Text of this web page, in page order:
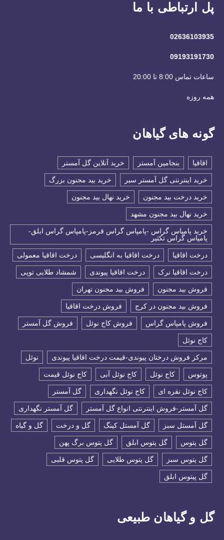
پل ارتباطی با ما
02636103935
09193191730
ساعات تماس 8:00 تا 20:00
همه روزه
گونه های گیاهان
اقاقیا بنجامین آمستر خرید آنلاین گل آمستر
خرید اینترنتی گل آمستر سبر خرید بید مجنون بزرگ
خرید درخت بید مجنون خرید نهال بید مجنون
خرید نهال بید مجنون مشهد
خرید پامپاس گراس -پامپاس گراس قرمز-پامپاس گراس ابلق-
پامپاس گراس تکثیر
درخت اقاقیا درخت اقاقیا به انگلیسی درخت اقاقیا معمولی
درخت اقاقیا نرک درخت اقاقیا پیوندی شمشاد طلایی توپی
فروش بید مجنون فروش بید مجنون تهران
فروش بید مجنون در کرج فروش درخت اقاقیا
فروش پامپاس گراس فروش کاج نوئل فروش گل آمستر
كاج نوئل
مرکز فروش درختان پیوندی-قیمت درخت اقاقیا پیوندی نوئل
پوتوس کاج نوئل کاج نوئل آبی کاج نوئل قیمت
کاج نوئل نقره ای کاج نوئل نگهداری گل آمستر
گل آمستر-فروش اینترنتی انواع گل آمستر گل آمستر نگهداری
گل آمستل سبز گل آمستل کینگ گل و درخت گل و گیاه
گل پتوس گل پتوس ابلق گل پتوس برگ پهن
گل پتوس سبز گل پتوس طلایی گل پتوس قلبی
گل پیتوس ابلق
گل و گیاهان طبیعی